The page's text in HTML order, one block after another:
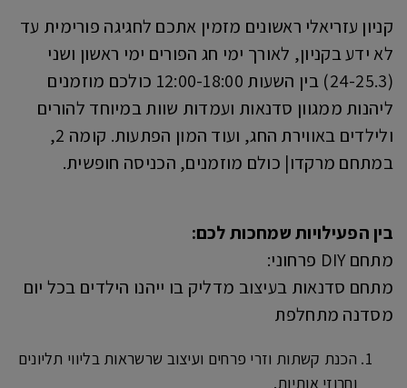
קניון עזריאלי ראשונים מזמין אתכם לחגיגה פורימית עד
לא ידע בקניון, לאורך ימי חג הפורים ימי ראשון ושני
(24-25.3) בין השעות 12:00-18:00 כולכם מוזמנים
ליהנות ממגוון סדנאות ועמדות שוות במיוחד להורים
ולילדים באווירת החג, ועוד המון הפתעות. קומה 2,
במתחם מרקדו| כולם מוזמנים, הכניסה חופשית.
בין הפעילויות שמחכות לכם:
מתחם DIY פרחוני:
מתחם סדנאות בעיצוב מדליק בו ייהנו הילדים בכל יום
מסדנה מתחלפת
הכנת קשתות וזרי פרחים ועיצוב שרשראות בליווי תליונים
וחרוזי אותיות.